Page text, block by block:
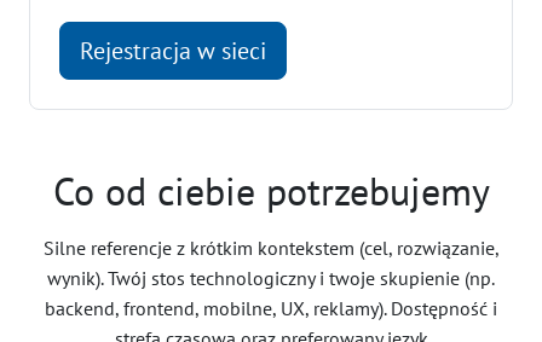
Rejestracja w sieci
Co od ciebie potrzebujemy
Silne referencje z krótkim kontekstem (cel, rozwiązanie,
wynik). Twój stos technologiczny i twoje skupienie (np.
backend, frontend, mobilne, UX, reklamy). Dostępność i